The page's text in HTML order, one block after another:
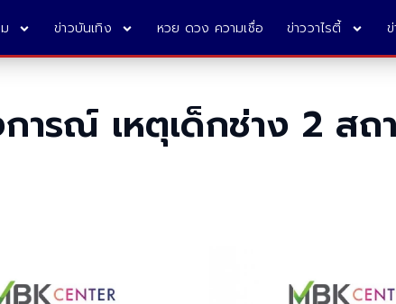
ข่าวบันเทิง หวย ดวง ความเชื่อ ข่าววาไรตี้
ารณ์ เหตุเด็กช่าง 2 ส